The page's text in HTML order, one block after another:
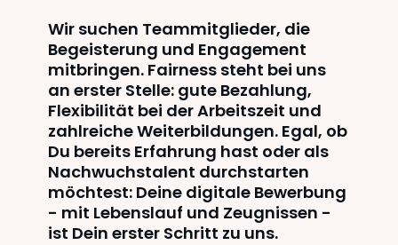
Wir suchen Teammitglieder, die
Begeisterung und Engagement
mitbringen. Fairness steht bei uns
an erster Stelle: gute Bezahlung,
Flexibilität bei der Arbeitszeit und
zahlreiche Weiterbildungen. Egal, ob
Du bereits Erfahrung hast oder als
Nachwuchstalent durchstarten
möchtest: Deine digitale Bewerbung
- mit Lebenslauf und Zeugnissen -
ist Dein erster Schritt zu uns.